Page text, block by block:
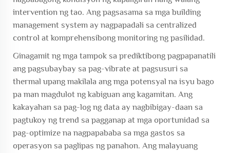
intervention ng tao. Ang pagsasama sa mga building
management system ay nagpapadali sa centralized
control at komprehensibong monitoring ng pasilidad.
Ginagamit ng mga tampok sa prediktibong pagpapanatili
ang pagsubaybay sa pag-vibrate at pagsusuri sa
thermal upang makilala ang mga potensyal na isyu bago
pa man magdulot ng kabiguan ang kagamitan. Ang
kakayahan sa pag-log ng data ay nagbibigay-daan sa
pagtukoy ng trend sa pagganap at mga oportunidad sa
pag-optimize na nagpapababa sa mga gastos sa
operasyon sa paglipas ng panahon. Ang malayuang